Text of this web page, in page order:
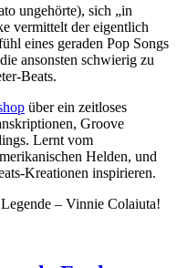
ungehörte), sich „in
vermittelt der eigentlich
eines geraden Pop Songs
ansonsten schwierig zu
Beats.
über ein zeitloses
Groove
Lernt vom
Helden, und
Kreationen inspirieren.
– Vinnie Colaiuta!